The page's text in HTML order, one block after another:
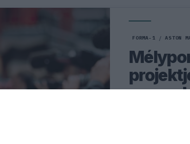
FORMA-1 / ASTON